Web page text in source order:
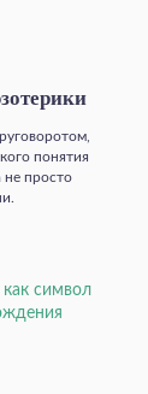
понятия
просто